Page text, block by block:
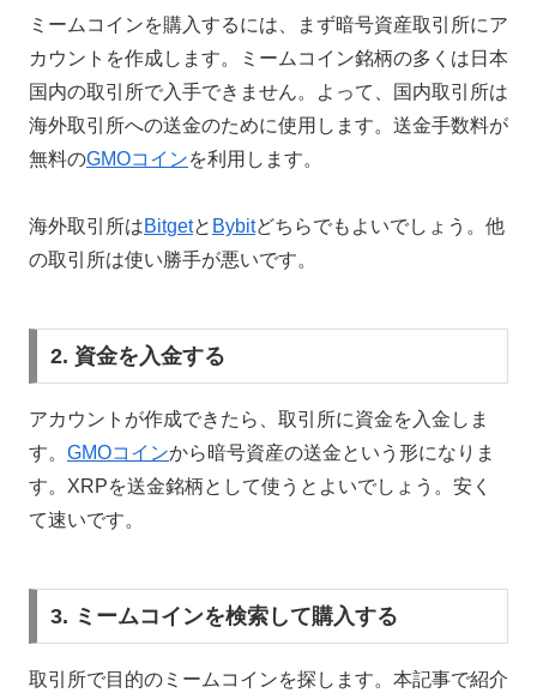
ミームコインを購入するには、まず暗号資産取引所にア
カウントを作成します。ミームコイン銘柄の多くは日本
国内の取引所で入手できません。よって、国内取引所は
海外取引所への送金のために使用します。送金手数料が
無料のGMOコインを利用します。
海外取引所はBitgetと Bybitどちらでもよいでしょう。他
の取引所は使い勝手が悪いです。
2. 資金を入金する
アカウントが作成できたら、取引所に資金を入金しま
す。 GMOコインから暗号資産の送金という形になりま
す。XRPを送金銘柄として使うとよいでしょう。安く
て速いです。
3. ミームコインを検索して購入する
取引所で目的のミームコインを探します。本記事で紹介